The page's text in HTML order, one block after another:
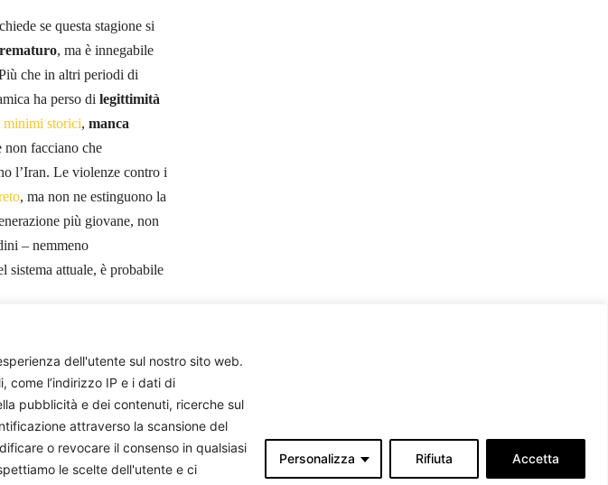
dell'utente sul nostro sito web.
come l’indirizzo IP e i dati di
pubblicità e dei contenuti, ricerche sul
attraverso la scansione del
o revocare il consenso in qualsiasi
le scelte dell'utente e ci
Personalizza Rifiuta Accetta
se questa stagione si
, ma è innegabile
che in altri periodi di
ha perso di legittimità
minimi storici, manca
non facciano che
l’Iran. Le violenze contro i
, ma non ne estinguono la
più giovane, non
– nemmeno
sistema attuale, è probabile